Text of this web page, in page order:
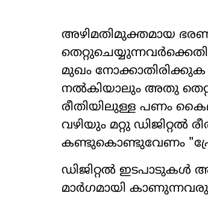
അഴിമതിമുക്തമായ
മുഖം
നൽകിയാലും അതു
രീതിയിലുള്ള പണം
വഴിയും മറ്റു ഡിജിറ്റൽ
കണ്ടുകൊണ്ടുവേണം
ഡിജിറ്റൽ ഇടപാടുകൾ
മാർഗമായി